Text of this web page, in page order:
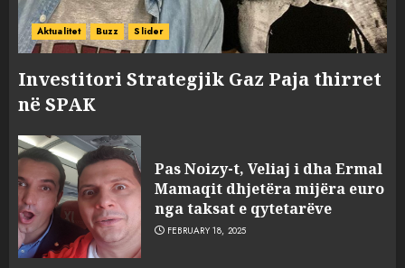
Aktualitet Buzz Slider
Investitori Strategjik Gaz Paja thirret
në SPAK
Pas Noizy-t, Veliaj i dha Ermal
Mamaqit dhjetëra mijëra euro
nga taksat e qytetarëve
FEBRUARY 18, 2025